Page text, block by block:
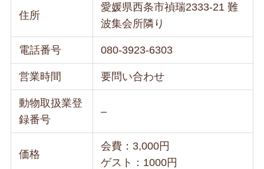
住所
愛媛県西条市禎瑞2333-21 難
波集会所隣り
電話番号 080-3923-6303
営業時間 要問い合わせ
動物取扱業登
録番号
–
価格
会費：3,000円
ゲスト：1000円